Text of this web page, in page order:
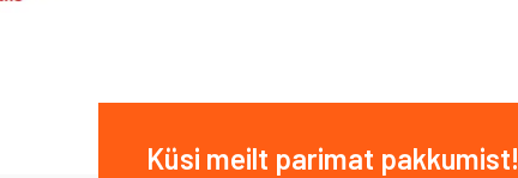
Küsi meilt parimat pakkumist!